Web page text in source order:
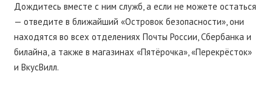
Дождитесь вместе с ним служб, а если не можете остаться
— отведите в ближайший «Островок безопасности», они
находятся во всех отделениях Почты России, Сбербанка и
билайна, а также в магазинах «Пятёрочка», «Перекрёсток»
и ВкусВилл.